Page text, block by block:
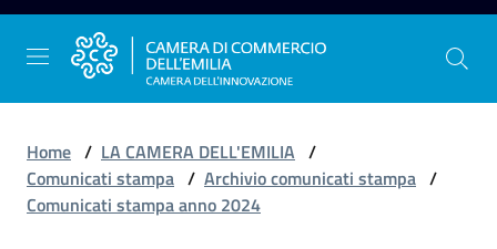
Vai al contenuto
Vai alla navigazione
Vai al footer
Home / LA CAMERA DELL'EMILIA /
Comunicati stampa / Archivio comunicati stampa /
Comunicati stampa anno 2024